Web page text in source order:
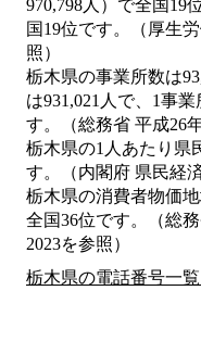
970,798人）で全国19
国19位です。（厚生
照）
栃木県の事業所数は
は931,021人で、1事
す。（総務省 平成26
栃木県の1人あたり県
す。（内閣府 県民経
栃木県の消費者物価
全国36位です。（総
2023を参照）
栃木県の電話番号一